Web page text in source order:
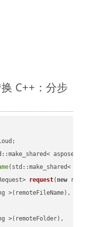
C++：分步
(std::make_shared<
request( new
>(remoteFileName),
>(remoteFolder),